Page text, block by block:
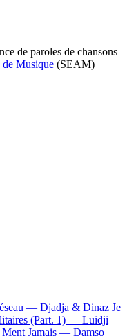
de paroles de chansons
de Musique (SEAM)
— Djadja & Dinaz Je
(Part. 1) — Luidji
Jamais — Damso